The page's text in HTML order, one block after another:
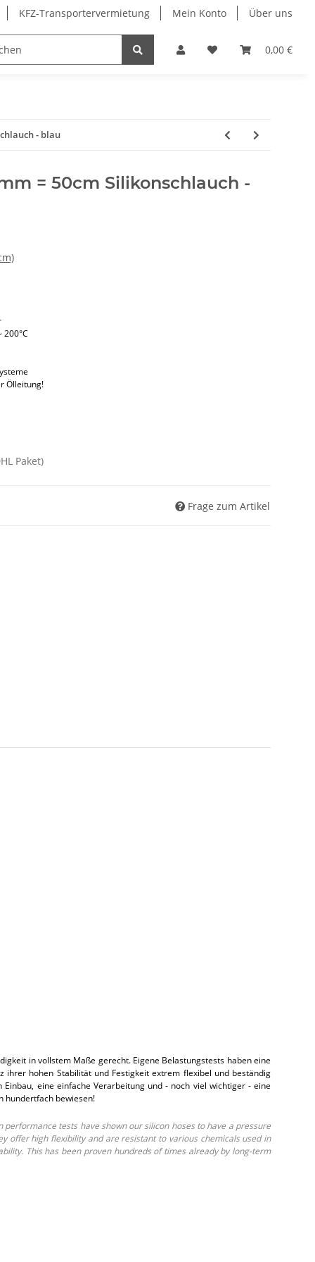
KFZ-Transportervermietung Mein Konto Über uns
0,00 €
Sonderangebote Merchandising
- blau
= 50cm Silikonschlauch -
Ölleitung!
Paket)
Frage zum Artikel
in vollstem Maße gerecht. Eigene Belastungstests haben eine
ihrer hohen Stabilität und Festigkeit extrem flexibel und beständig
eine einfache Verarbeitung und - noch viel wichtiger - eine
hundertfach bewiesen!
tests have shown our silicon hoses to have a pressure
offer high flexibility and are resistant to various chemicals used in
This has been proven hundreds of times already by long-term